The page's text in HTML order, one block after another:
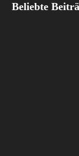
Beliebte